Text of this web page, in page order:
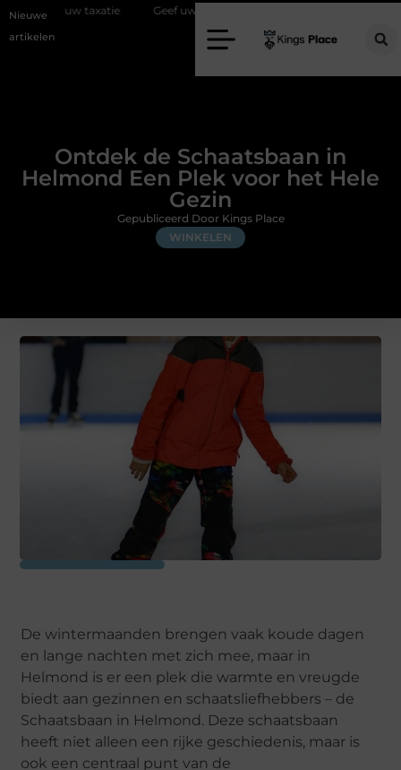
Nieuwe
artikelen
Geef uw slaapkamer een upgrade met interieuradvies Zwolle
Ontdek de Schaatsbaan in
Helmond Een Plek voor het Hele
Gezin
WINKELEN
Gepubliceerd Door Kings Place
De wintermaanden brengen vaak koude dagen
en lange nachten met zich mee, maar in
Helmond is er een plek die warmte en vreugde
biedt aan gezinnen en schaatsliefhebbers – de
Schaatsbaan in Helmond. Deze schaatsbaan
heeft niet alleen een rijke geschiedenis, maar is
ook een centraal punt van de